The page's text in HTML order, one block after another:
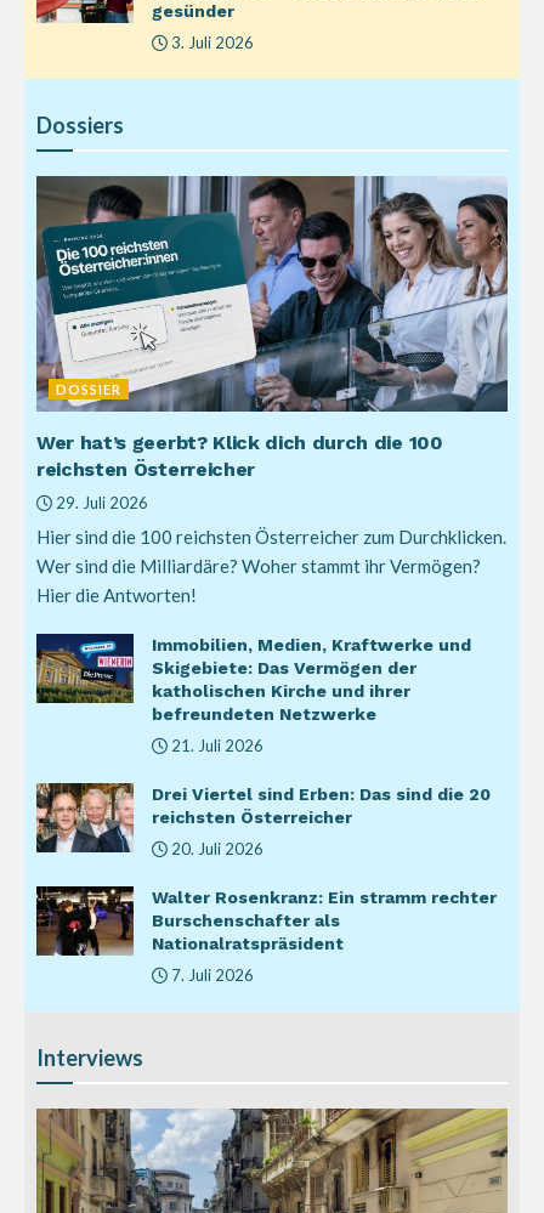
gesünder
3. Juli 2026
Dossiers
DOSSIER
Wer hat’s geerbt? Klick dich durch die 100
reichsten Österreicher
29. Juli 2026
Hier sind die 100 reichsten Österreicher zum Durchklicken.
Wer sind die Milliardäre? Woher stammt ihr Vermögen?
Hier die Antworten!
Immobilien, Medien, Kraftwerke und
Skigebiete: Das Vermögen der
katholischen Kirche und ihrer
befreundeten Netzwerke
21. Juli 2026
Drei Viertel sind Erben: Das sind die 20
reichsten Österreicher
20. Juli 2026
Walter Rosenkranz: Ein stramm rechter
Burschenschafter als
Nationalratspräsident
7. Juli 2026
Interviews